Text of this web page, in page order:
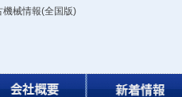
機械情報(全国版)